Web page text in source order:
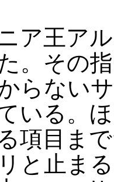
王アル
。その
らない
いる。
項目ま
と止ま